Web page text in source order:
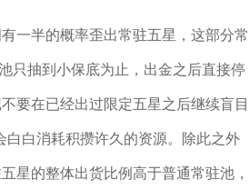
一半的概率歪出常驻五星，这部分常
只抽到小保底为止，出金之后直接停
要在已经出过限定五星之后继续盲目
白消耗积攒许久的资源。除此之外
星的整体出货比例高于普通常驻池，